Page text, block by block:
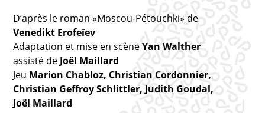
D’après le roman «Moscou-Pétouchki» de
Venedikt Erofeïev
Adaptation et mise en scèneYan Walther
assisté de Joël Maillard
Jeu Marion Chabloz, Christian Cordonnier,
Christian Geffroy Schlittler, Judith Goudal,
Joël Maillard